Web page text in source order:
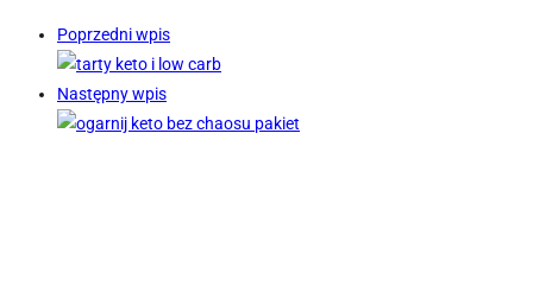
Poprzedni wpis
Następny wpis